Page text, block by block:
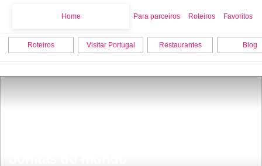
Home Para parceiros Roteiros Favoritos
Roteiros Visitar Portugal Restaurantes Blog